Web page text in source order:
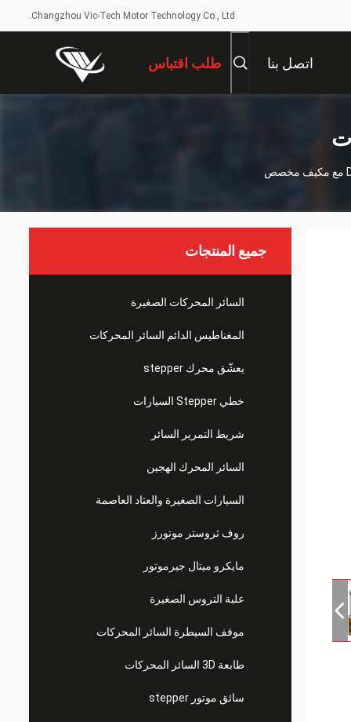
Changzhou Vic-Tech Motor Technology Co., Ltd.
اتصل بنا طلب اقتباس
جميع المنتجات
السائر المحركات الصغيرة
المغناطيس الدائم السائر المحركات
يعشّق محرك stepper
خطي Stepper السيارات
شريط التمرير السائر
السائر المحرك الهجين
السيارات الصغيرة والعتاد العاصمة
روف ثروستر موتورز
مايكرو ميتال جيرموتور
علبة التروس الصغيرة
موقف السيطرة السائر المحركات
طابعة 3D السائر المحركات
سائق موتور stepper